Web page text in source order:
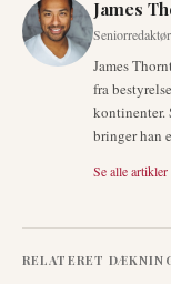
James
James
fra
kontinenter.
bringer han
Se alle artikler
RELATERET